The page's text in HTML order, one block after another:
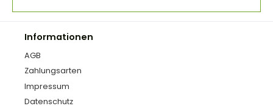
Informationen
AGB
Zahlungsarten
Impressum
Datenschutz